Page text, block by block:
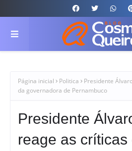
Página inicial Politica
Presidente
da governadora de Pernambuco
Presidente
reage as críticas